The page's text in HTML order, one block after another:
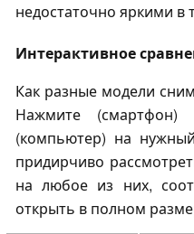
недостаточно яркими в
Интерактивное
Как разные модели
Нажмите (смартфон)
(компьютер) на
придирчиво
на любое из них,
открыть в полном